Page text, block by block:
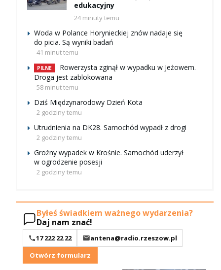
edukacyjny
24 minuty temu
Woda w Polance Horynieckiej znów nadaje się
do picia. Są wyniki badań
41 minut temu
PILNE
Rowerzysta zginął w wypadku w Jeżowem.
Droga jest zablokowana
58 minut temu
Dziś Międzynarodowy Dzień Kota
2 godziny temu
Utrudnienia na DK28. Samochód wypadł z drogi
2 godziny temu
Groźny wypadek w Krośnie. Samochód uderzył
w ogrodzenie posesji
2 godziny temu
Byłeś świadkiem ważnego wydarzenia?
Daj nam znać!
17 222 22 22
antena@radio.rzeszow.pl
Otwórz formularz